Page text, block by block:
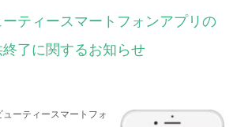
ーティースマートフォンアプリの
了に関するお知らせ
ーティースマートフォ